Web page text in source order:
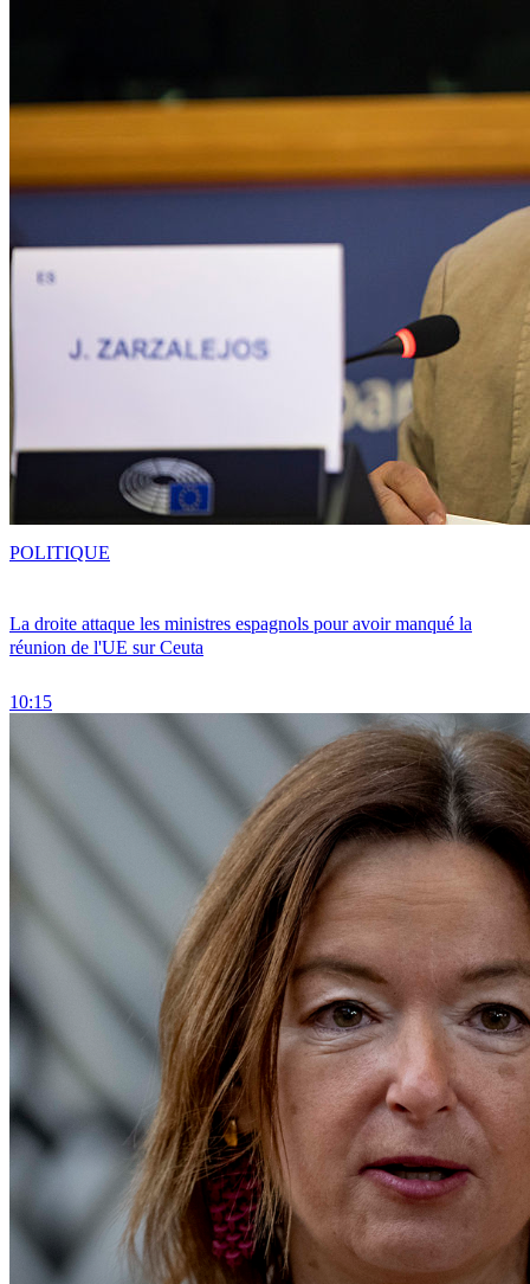
La droite attaque les ministres espagnols pour avoir manqué la
réunion de l'UE sur Ceuta
10:15
POLITIQUE